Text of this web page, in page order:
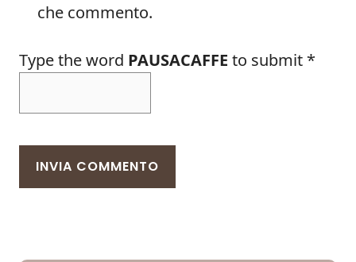
che commento.
Type the word PAUSACAFFE to submit *